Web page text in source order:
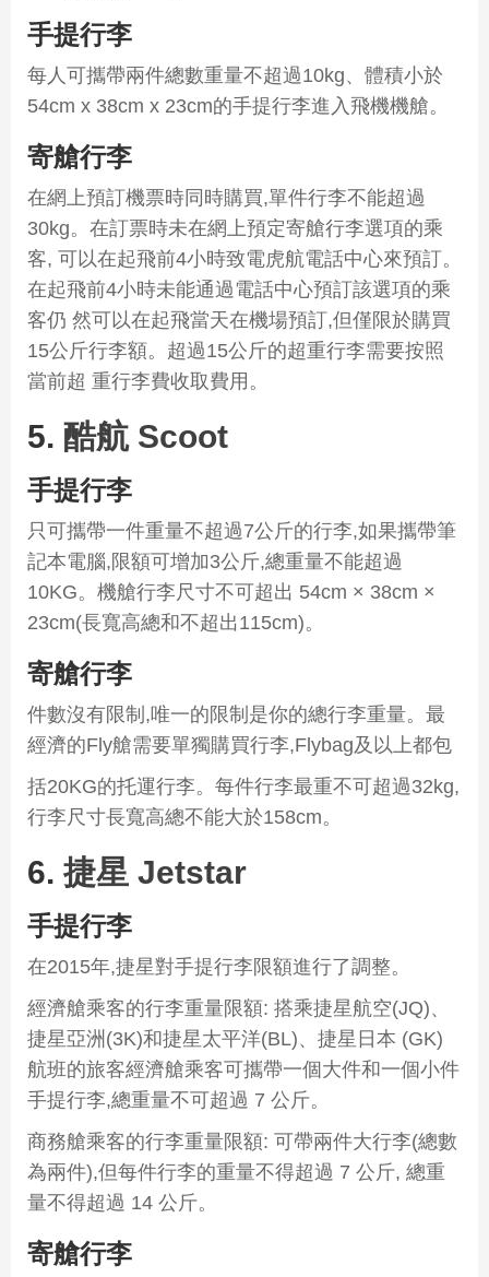
手提行李
每人可攜帶兩件總數重量不超過10kg、體積小於
54cm x 38cm x 23cm的手提行李進入飛機機艙。
寄艙行李
在網上預訂機票時同時購買,單件行李不能超過
30kg。在訂票時未在網上預定寄艙行李選項的乘
客, 可以在起飛前4小時致電虎航電話中心來預訂。
在起飛前4小時未能通過電話中心預訂該選項的乘
客仍 然可以在起飛當天在機場預訂,但僅限於購買
15公斤行李額。超過15公斤的超重行李需要按照
當前超 重行李費收取費用。
5. 酷航 Scoot
手提行李
只可攜帶一件重量不超過7公斤的行李,如果攜帶筆
記本電腦,限額可增加3公斤,總重量不能超過
10KG。機艙行李尺寸不可超出 54cm × 38cm ×
23cm(長寬高總和不超出115cm)。
寄艙行李
件數沒有限制,唯一的限制是你的總行李重量。最
經濟的Fly艙需要單獨購買行李,Flybag及以上都包
括20KG的托運行李。每件行李最重不可超過32kg,
行李尺寸長寬高總不能大於158cm。
6. 捷星 Jetstar
手提行李
在2015年,捷星對手提行李限額進行了調整。
經濟艙乘客的行李重量限額: 搭乘捷星航空(JQ)、
捷星亞洲(3K)和捷星太平洋(BL)、捷星日本 (GK)
航班的旅客經濟艙乘客可攜帶一個大件和一個小件
手提行李,總重量不可超過 7 公斤。
商務艙乘客的行李重量限額: 可帶兩件大行李(總數
為兩件),但每件行李的重量不得超過 7 公斤, 總重
量不得超過 14 公斤。
寄艙行李